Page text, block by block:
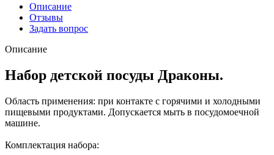
Описание
Отзывы
Задать вопрос
Описание
Набор детской посуды Драконы.
Область применения: при контакте с горячими и холодными
пищевыми продуктами. Допускается мыть в посудомоечной
машине.
Комплектация набора: